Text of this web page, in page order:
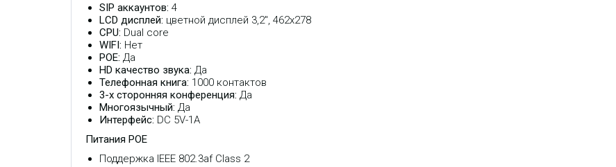
SIP аккаунтов: 4
LCD дисплей: цветной дисплей 3,2", 462х278
CPU: Dual core
WIFI: Нет
POE: Да
HD качество звука: Да
Телефонная книга: 1000 контактов
3-х сторонняя конференция: Да
Многоязычный: Да
Интерфейс: DC 5V-1A
Питания POE
Поддержка IEEE 802.3af Class 2